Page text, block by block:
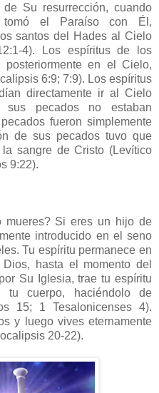
Su resurrección, cuando
el Paraíso con Él,
santos del Hades al Cielo
4). Los espíritus de los
posteriormente en el Cielo,
6:9; 7:9). Los espíritus
directamente ir al Cielo
pecados no estaban
fueron simplemente
de sus pecados tuvo que
sangre de Cristo (Levítico
9:22).
mueres? Si eres un hijo de
introducido en el seno
Tu espíritu permanece en
hasta el momento del
Su Iglesia, trae tu espíritu
cuerpo, haciéndolo de
15; 1 Tesalonicenses 4).
y luego vives eternamente
20-22).